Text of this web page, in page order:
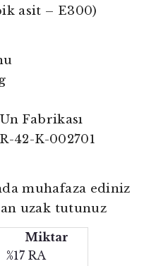
asit – E300)
Fabrikası
42-K-002701
muhafaza ediniz
uzak tutunuz
Miktar
%17 RA